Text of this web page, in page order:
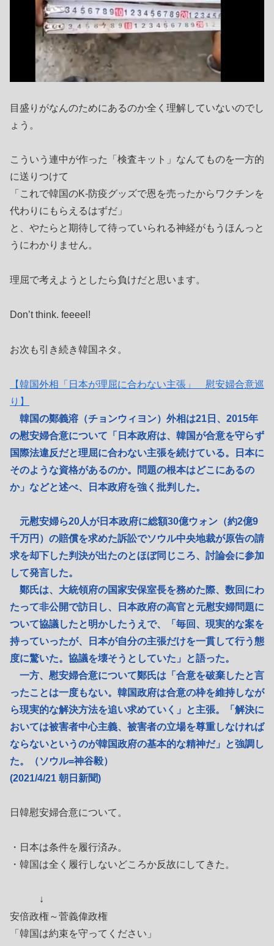
目盛りがなんのためにあるのか全く理解していないのでし
ょう。
こういう連中が作った「検査キット」なんてものを一方的
に送りつけて
「これで韓国のK-防疫グッズで恩を売ったからワクチンを
代わりにもらえるはずだ」
と、やたらと期待して待っていられる神経がもうほんっと
うにわかりません。
理屈で考えようとしたら負けだと思います。
Don’t think. feeeel!
お次も引き続き韓国ネタ。
【韓国外相「日本が理屈に合わない主張」 慰安婦合意巡
り】
韓国の鄭義溶（チョンウィヨン）外相は21日、2015年
の慰安婦合意について「日本政府は、韓国が合意を守らず
国際法違反だと理屈に合わない主張を続けている。日本に
そのような資格があるのか。問題の根本はどこにあるの
か」などと述べ、日本政府を強く批判した。
元慰安婦ら20人が日本政府に総額30億ウォン（約2億9
千万円）の賠償を求めた訴訟でソウル中央地裁が原告の請
求を却下した判決が出たのとほぼ同じころ、討論会に参加
して発言した。
鄭氏は、大統領府の国家安保室長を務めた際、数回にわ
たって非公開で訪日し、日本政府の高官と元慰安婦問題に
ついて協議したと明かしたうえで、「毎回、現実的な案を
持っていったが、日本が自分の主張だけを一貫して行う態
度に驚いた。協議を壊そうとしていた」と語った。
一方、慰安婦合意について鄭氏は「合意を破棄したと言
ったことは一度もない。韓国政府は合意の枠を維持しなが
ら現実的な解決方法を追い求めていく」と主張。「解決に
おいては被害者中心主義、被害者の立場を尊重しなければ
ならないというのが韓国政府の基本的な精神だ」と強調し
た。（ソウル=神谷毅）
(2021/4/21 朝日新聞)
日韓慰安婦合意について。
・日本は条件を履行済み。
・韓国は全く履行しないどころか反故にしてきた。
↓
安倍政権～菅義偉政権
「韓国は約束を守ってください」